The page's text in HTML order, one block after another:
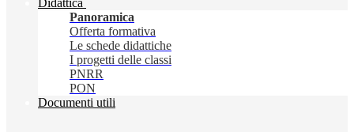
Didattica
Panoramica
Offerta formativa
Le schede didattiche
I progetti delle classi
PNRR
PON
Documenti utili